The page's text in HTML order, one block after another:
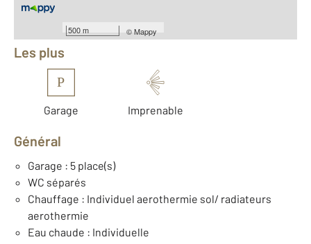
500 m ©Mappy
Équipements
Les plus
P
Garage Imprenable
Général
Garage : 5 place(s)
WC séparés
Chauffage : Individuel aerothermie sol/ radiateurs
aerothermie
Eau chaude : Individuelle